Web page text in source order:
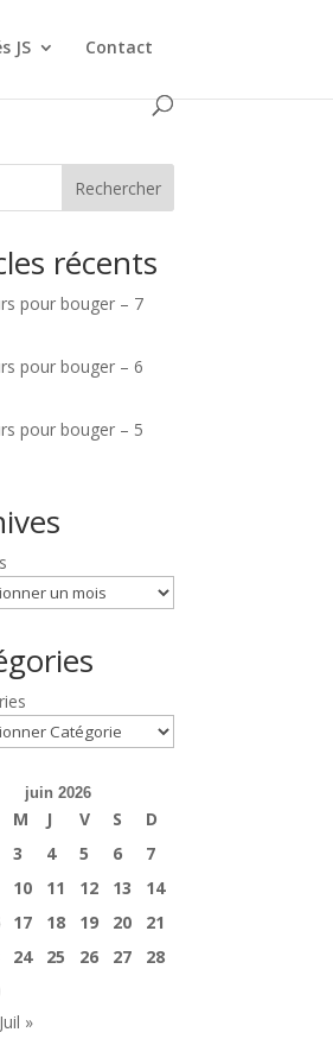
JS Contact
Rechercher
récents
pour bouger – 7
pour bouger – 6
pour bouger – 5
juin 2026
M J V S
D
3 4 5 6
7
10 11 12 13
14
17 18 19 20
21
24 25 26 27
28
Juil »